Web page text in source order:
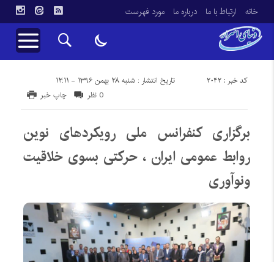
خانه ارتباط با ما درباره ما مورد فهرست
تاریخ انتشار : شنبه ۲۸ بهمن ۱۳۹۶ - ۱۲:۱۱ کد خبر : 2042
چاپ خبر 0 نظر
برگزاری کنفرانس ملی رویکردهای نوین
روابط عمومی ایران ، حرکتی بسوی خلاقیت
ونوآوری